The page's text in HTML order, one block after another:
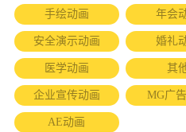
手绘动画 年会
安全演示动画 婚礼
医学动画 其
企业宣传动画 MG广
AE动画